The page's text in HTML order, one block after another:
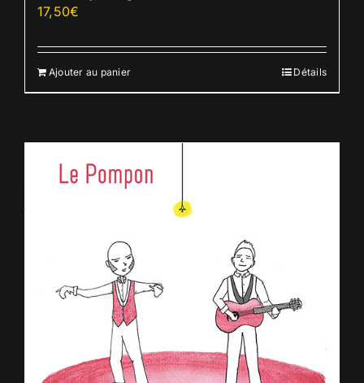
17,50€
Ajouter au panier Détails